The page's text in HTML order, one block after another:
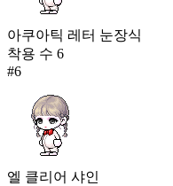
아쿠아틱 레터 눈장식
착용 수 6
#6
엘 클리어 샤인